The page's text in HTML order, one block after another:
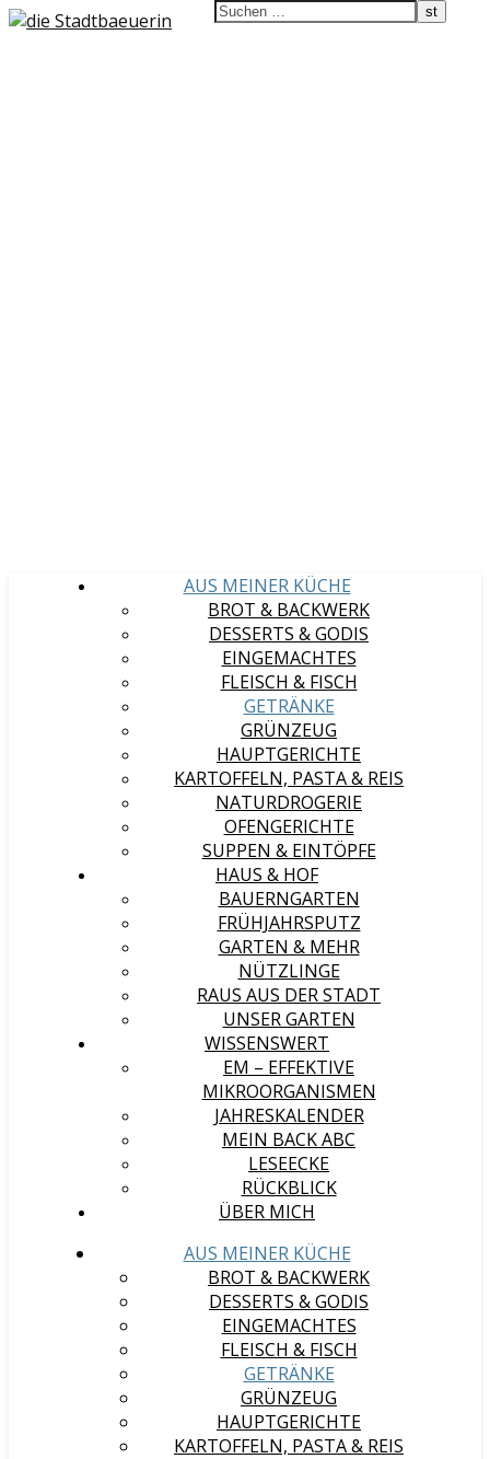
AUS MEINER KÜCHE
BROT & BACKWERK
DESSERTS & GODIS
EINGEMACHTES
FLEISCH & FISCH
GETRÄNKE
GRÜNZEUG
HAUPTGERICHTE
KARTOFFELN, PASTA & REIS
NATURDROGERIE
OFENGERICHTE
SUPPEN & EINTÖPFE
HAUS & HOF
BAUERNGARTEN
FRÜHJAHRSPUTZ
GARTEN & MEHR
NÜTZLINGE
RAUS AUS DER STADT
UNSER GARTEN
WISSENSWERT
EM – EFFEKTIVE
MIKROORGANISMEN
JAHRESKALENDER
MEIN BACK ABC
LESEECKE
RÜCKBLICK
ÜBER MICH
AUS MEINER KÜCHE
BROT & BACKWERK
DESSERTS & GODIS
EINGEMACHTES
FLEISCH & FISCH
GETRÄNKE
GRÜNZEUG
HAUPTGERICHTE
KARTOFFELN, PASTA & REIS